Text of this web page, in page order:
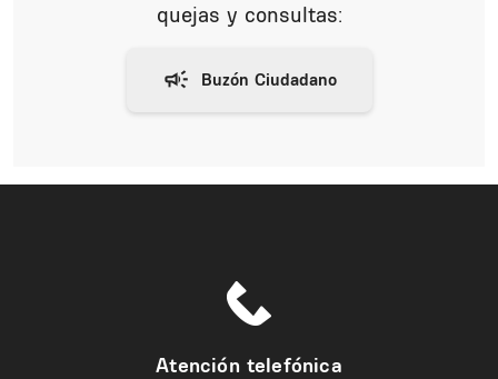
quejas y consultas:
Atención telefónica